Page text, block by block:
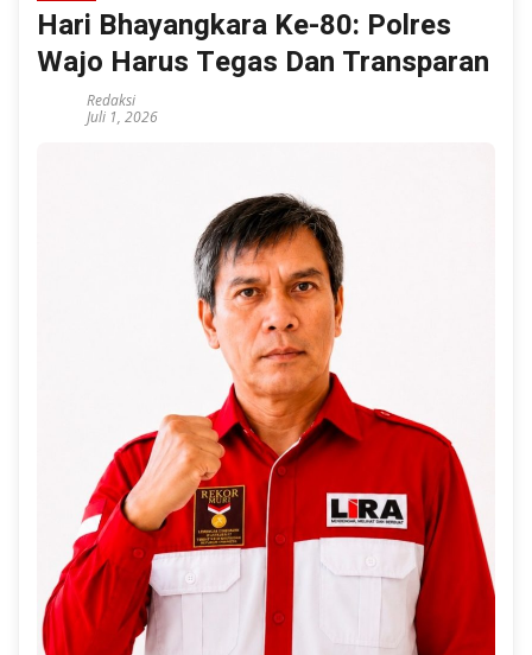
Hari Bhayangkara Ke-80: Polres
Wajo Harus Tegas Dan Transparan
Redaksi
Juli 1, 2026